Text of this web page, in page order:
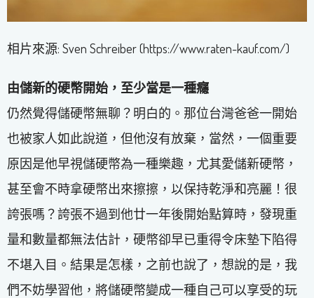
相片來源: Sven Schreiber (https://www.raten-kauf.com/)
由儲新的硬幣開始，至少當是一種癮
仍然覺得儲硬幣無聊？明白的。那位台灣爸爸一開始
也被家人如此說道，但他沒有放棄，當然，一個重要
原因是他早視儲硬幣為一種樂趣，尤其愛儲新硬幣，
甚至會不時拿硬幣出來擦擦，以保持乾淨和亮麗！很
誇張嗎？誇張不過到他廿一年後開始點算時，發現重
量和數量都無法估計，硬幣卻早已重得令床墊下陷得
不堪入目。結果是怎樣，之前也說了，想說的是，我
們不妨學習他，將儲硬幣變成一種自己可以享受的玩